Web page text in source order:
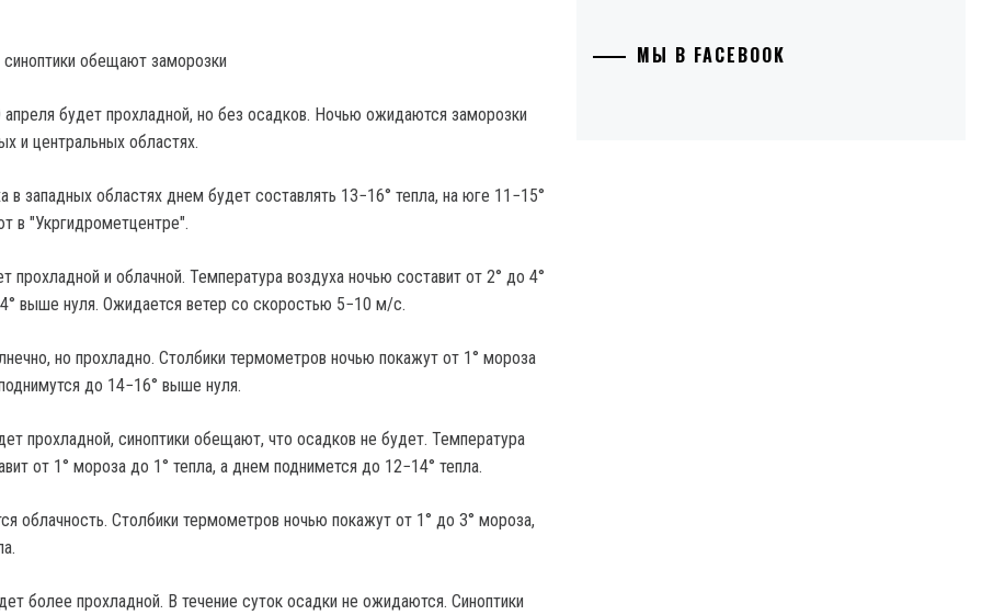
будет прохладной, но без осадков. Ночью ожидаются заморозки
и центральных областях.
в западных областях днем ​​будет составлять 13−16° тепла, на юге 11−15°
в "Укргидрометцентре".
прохладной и облачной. Температура воздуха ночью составит от 2° до 4°
выше нуля. Ожидается ветер со скоростью 5−10 м/с.
но прохладно. Столбики термометров ночью покажут от 1° мороза
до 14−16° выше нуля.
прохладной, синоптики обещают, что осадков не будет. Температура
от 1° мороза до 1° тепла, а днем ​​поднимется до 12−14° тепла.
облачность. Столбики термометров ночью покажут от 1° до 3° мороза,
более прохладной. В течение суток осадки не ожидаются. Синоптики
МЫ В FACEBOOK